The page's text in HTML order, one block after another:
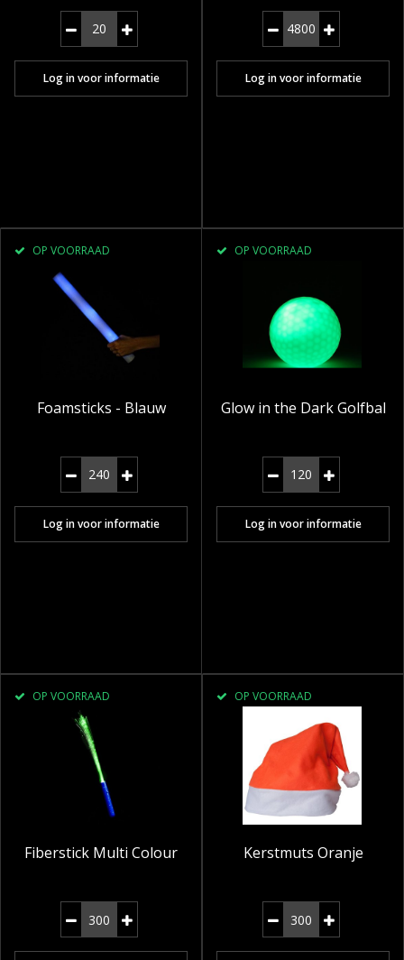
Log in voor informatie Log in voor informatie
OP VOORRAAD
Foamsticks - Blauw
Log in voor informatie
OP VOORRAAD
Glow in the Dark Golfbal
Log in voor informatie
OP VOORRAAD
Fiberstick Multi Colour
OP VOORRAAD
Kerstmuts Oranje